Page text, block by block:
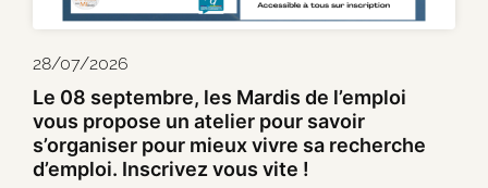
28/07/2026
Le 08 septembre, les Mardis de l’emploi
vous propose un atelier pour savoir
s’organiser pour mieux vivre sa recherche
d’emploi. Inscrivez vous vite !